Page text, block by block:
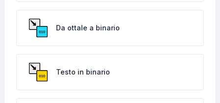
Da ottale a binario
Testo in binario